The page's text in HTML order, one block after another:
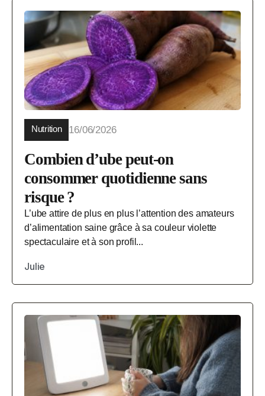
Nutrition 16/06/2026
Combien d’ube peut-on
consommer quotidienne sans
risque ?
L’ube attire de plus en plus l’attention des amateurs
d’alimentation saine grâce à sa couleur violette
spectaculaire et à son profil...
Julie